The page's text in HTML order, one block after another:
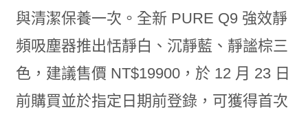
與清潔保養一次。全新 PURE Q9 強效靜
頻吸塵器推出恬靜白、沉靜藍、靜謐棕三
色，建議售價 NT$19900，於 12 月 23 日
前購買並於指定日期前登錄，可獲得首次